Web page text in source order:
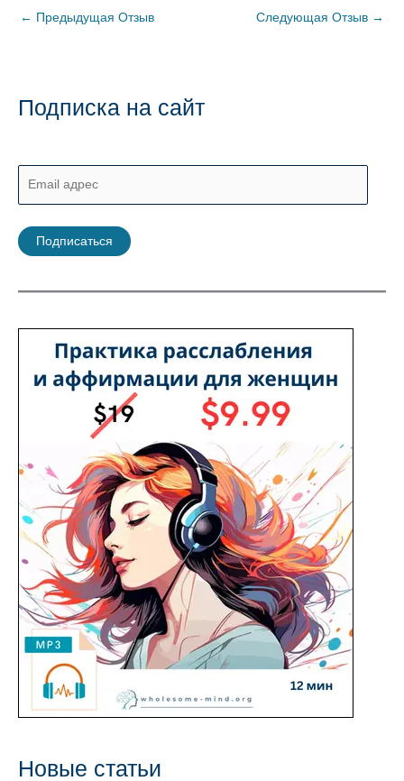
← Предыдущая Отзыв Следующая Отзыв →
Подписка на сайт
m
i
а
Подписаться
Новые статьи